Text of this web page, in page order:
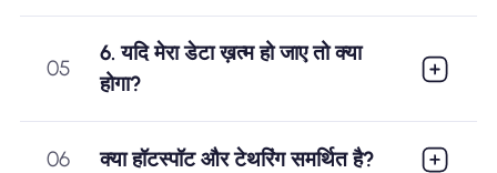
05
6. यदि मेरा डेटा ख़त्म हो जाए तो क्या
होगा?
06 क्या हॉटस्पॉट और टेथरिंग समर्थित है?